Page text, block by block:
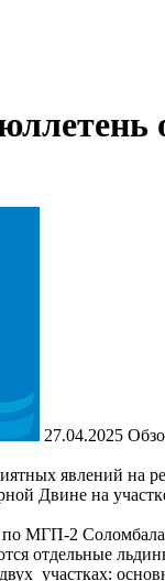
27.04.2025
явлений на
Двине на
МГП-2 Соломбала
отдельные
участках: